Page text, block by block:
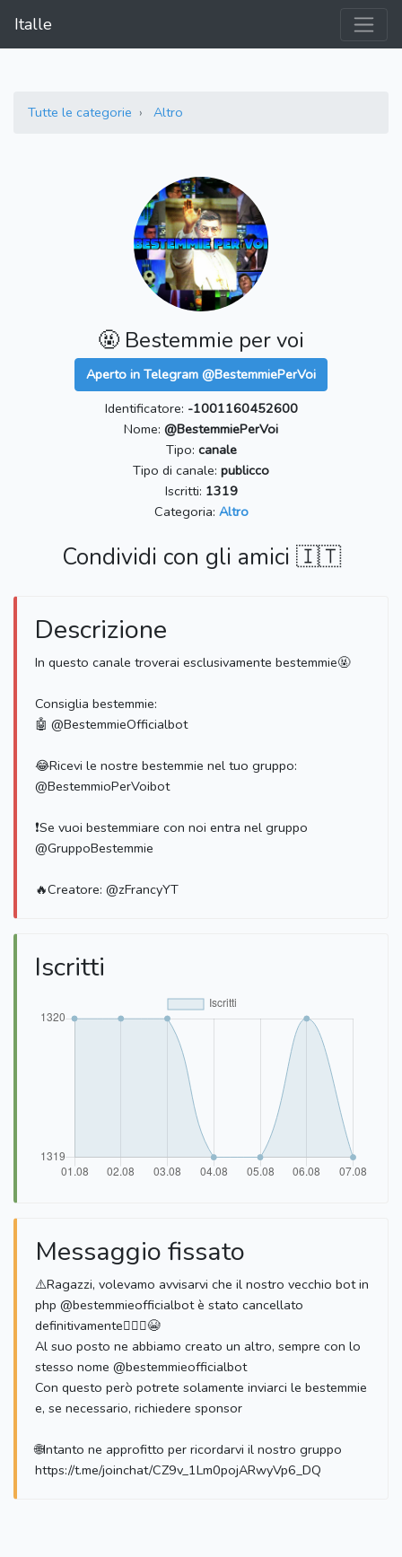
Italle
Tutte le categorie Altro
🤬 Bestemmie per voi
Aperto in Telegram @BestemmiePerVoi
Identificatore: -1001160452600
Nome: @BestemmiePerVoi
Tipo: canale
Tipo di canale: publicco
Iscritti: 1319
Categoria: Altro
Condividi con gli amici 🇮🇹
Descrizione
In questo canale troverai esclusivamente bestemmie🤬
Consiglia bestemmie:
🤖 @BestemmieOfficialbot
😂Ricevi le nostre bestemmie nel tuo gruppo:
@BestemmioPerVoibot
❗Se vuoi bestemmiare con noi entra nel gruppo
@GruppoBestemmie
🔥Creatore: @zFrancyYT
Iscritti
Messaggio fissato
⚠️Ragazzi, volevamo avvisarvi che il nostro vecchio bot in
php @bestemmieofficialbot è stato cancellato
definitivamente🙅🏻‍♂😭
Al suo posto ne abbiamo creato un altro, sempre con lo
stesso nome @bestemmieofficialbot
Con questo però potrete solamente inviarci le bestemmie
e, se necessario, richiedere sponsor
🌐Intanto ne approfitto per ricordarvi il nostro gruppo
https://t.me/joinchat/CZ9v_1Lm0pojARwyVp6_DQ